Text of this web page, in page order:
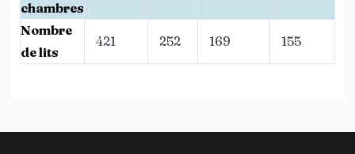
chambres
Nombre
de lits
421 252 169 155